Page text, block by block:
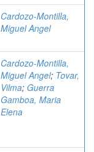
Cardozo-Montilla,
Miguel Angel
Cardozo-Montilla,
Miguel Angel; Tovar,
Vilma; Guerra
Gamboa, Maria
Elena